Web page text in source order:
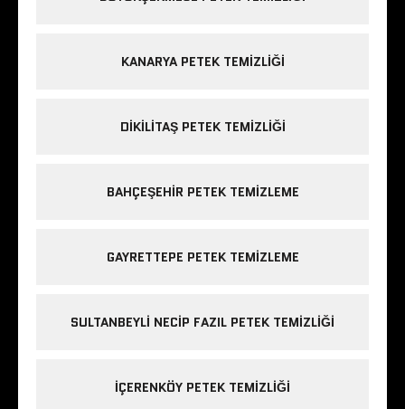
KANARYA PETEK TEMIZLIĞI
DIKILITAŞ PETEK TEMIZLIĞI
BAHÇEŞEHIR PETEK TEMIZLEME
GAYRETTEPE PETEK TEMIZLEME
SULTANBEYLI NECIP FAZIL PETEK TEMIZLIĞI
IÇERENKÖY PETEK TEMIZLIĞI